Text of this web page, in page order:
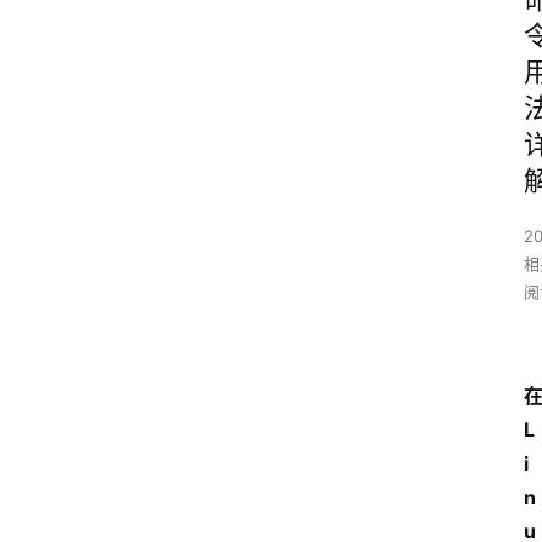
在
L
i
n
u